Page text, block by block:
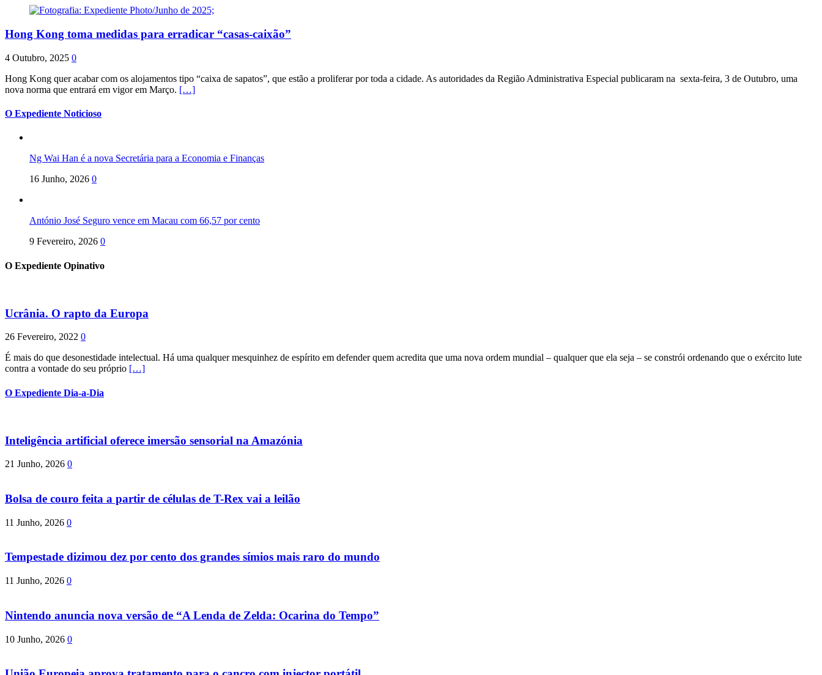
Hong Kong toma medidas para erradicar “casas-caixão”
4 Outubro, 2025 0
Hong Kong quer acabar com os alojamentos tipo “caixa de sapatos”, que estão a proliferar por toda a cidade. As autoridades da Região Administrativa Especial publicaram na sexta-feira, 3 de Outubro, uma
nova norma que entrará em vigor em Março. […]
O Expediente Noticioso
Ng Wai Han é a nova Secretária para a Economia e Finanças
16 Junho, 2026 0
António José Seguro vence em Macau com 66,57 por cento
9 Fevereiro, 2026 0
O Expediente Opinativo
Ucrânia. O rapto da Europa
26 Fevereiro, 2022 0
É mais do que desonestidade intelectual. Há uma qualquer mesquinhez de espírito em defender quem acredita que uma nova ordem mundial – qualquer que ela seja – se constrói ordenando que o exército lute
contra a vontade do seu próprio […]
O Expediente Dia-a-Dia
Inteligência artificial oferece imersão sensorial na Amazónia
21 Junho, 2026 0
Bolsa de couro feita a partir de células de T-Rex vai a leilão
11 Junho, 2026 0
Tempestade dizimou dez por cento dos grandes símios mais raro do mundo
11 Junho, 2026 0
Nintendo anuncia nova versão de “A Lenda de Zelda: Ocarina do Tempo”
10 Junho, 2026 0